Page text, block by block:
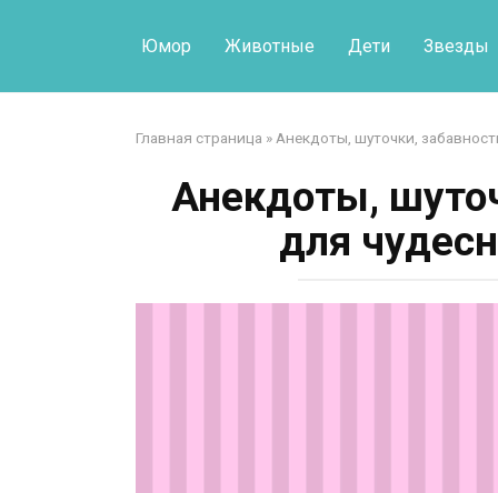
Юмор Животные Дети Звезды
Главная страница » Анекдоты, шуточки,
Анекдоты,
для